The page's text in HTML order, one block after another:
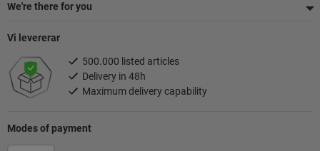
We're there for you
Modes of payment
Vi levererar
500.000 listed articles
Delivery in 48h
Maximum delivery capability